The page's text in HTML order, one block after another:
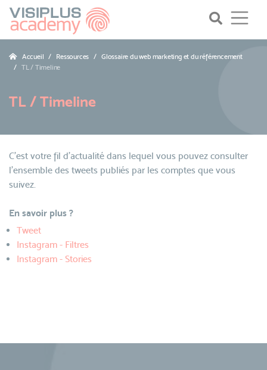
Accueil Ressources
Glossaire du web marketing et du référencement
TL / Timeline
TL / Timeline
C’est votre fil d’actualité dans lequel vous pouvez consulter
l’ensemble des tweets publiés par les comptes que vous
suivez.
En savoir plus ?
Tweet
Instagram - Filtres
Instagram - Stories